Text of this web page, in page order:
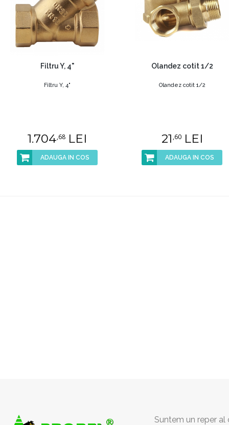
Filtru Y, 4"
Filtru Y, 4"
1.704,68LEI
ADAUGA IN COS
Olandez cotit 1/2
Olandez cotit 1/2
21 ,60LEI
ADAUGA IN COS
Suntem un reper